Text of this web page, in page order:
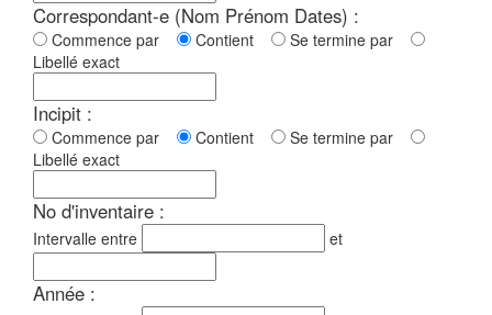
Correspondant-e (Nom Prénom Dates) :
Commence par Contient
Se termine par
Libellé exact
Incipit :
Commence par Contient
Se termine par
Libellé exact
No d'inventaire :
Intervalle entre et
Année :